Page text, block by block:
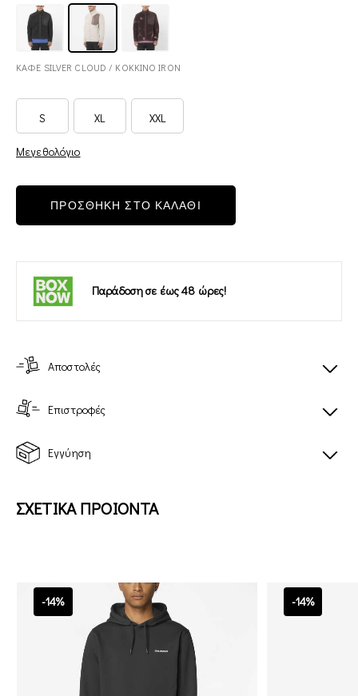
ΚΑΦΕ SILVER CLOUD / ΚΟΚΚΙΝΟ IRON
S XL XXL
Μεγεθολόγιο
ΠΡΟΣΘΗΚΗ ΣΤΟ ΚΑΛΑΘΙ
Παράδοση σε έως 48 ώρες!
Αποστολές
Επιστροφές
Εγγύηση
ΣΧΕΤΙΚΑ ΠΡΟΙΟΝΤΑ
-14% -14%